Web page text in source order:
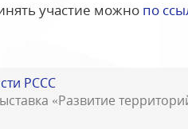
участие можно по
РССС
«Развитие